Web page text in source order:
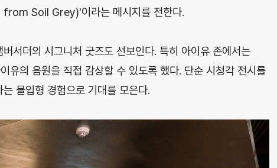
Soil Grey)'이라는 메시지를 전한다.
서더의 시그니처 굿즈도 선보인다. 특히 아이유 존에서는
유의 음원을 직접 감상할 수 있도록 했다. 단순 시청각 전시를
몰입형 경험으로 기대를 모은다.